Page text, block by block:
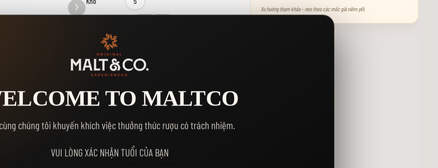
THÊM VÀO GIỎ HÀNG
Xu hướng tham khảo - neo theo các mốc giá niêm yết.
TO MALTCO
chúng tôi khuyến khích việc thưởng thức rượu có trách nhiệm.
VUI LÒNG XÁC NHẬN TUỔI CỦA BẠN